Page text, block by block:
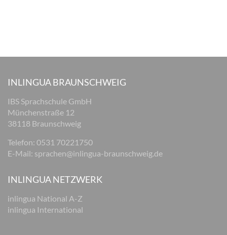
INLINGUA BRAUNSCHWEIG
IBS Sprachschule GmbH
Münchenstraße 12
38118 Braunschweig
Telefon: 0531 70221750
E-Mail: sprachen@inlingua-braunschweig.de
INLINGUA NETZWERK
inlingua National A-Z
inlingua International